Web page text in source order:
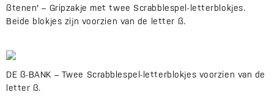
ßtenen' – Gripzakje met twee Scrabblespel-letterblokjes.
Beide blokjes zijn voorzien van de letter ß.
DE ß-BANK – Twee Scrabblespel-letterblokjes voorzien van de
letter ß.